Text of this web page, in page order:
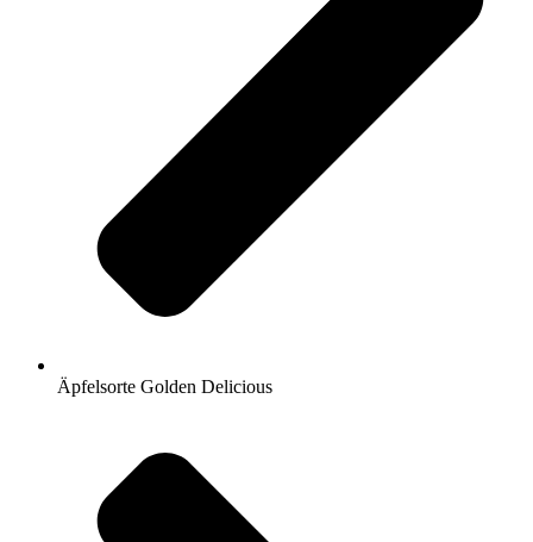
Äpfelsorte Golden Delicious